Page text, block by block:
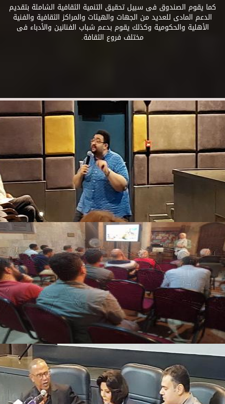
كما يقوم الصندوق فى سبيل تحقيق التنمية الثقافية الشاملة بتقديم
الدعم المادى للعديد من الجهات والهيئات والمراكز الثقافية والفنية
الأهلية والحكومية وكذلك يقوم بدعم شباب الفنانين والأدباء فى
مختلف فروع الثقافة.